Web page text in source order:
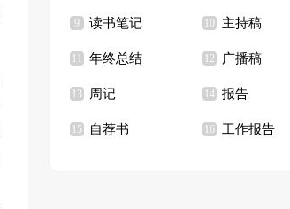
9 读书笔记 10 主持稿
年终总结 12 广播稿
13 周记 14 报告
15 自荐书 16 工作报告